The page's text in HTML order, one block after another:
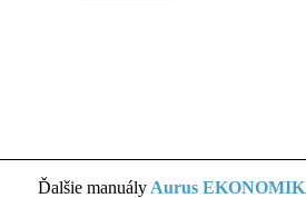
Ďalšie manuályAurus